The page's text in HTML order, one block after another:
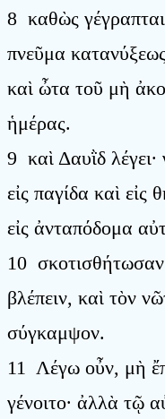
8 καθὼς
πνεῦμα
καὶ ὦτα τοῦ μὴ
ἡμέρας.
9 καὶ Δαυῒδ
εἰς παγίδα καὶ εἰς
εἰς ἀνταπόδομα
10
βλέπειν, καὶ τὸν
σύγκαμψον.
11 Λέγω οὖν, μὴ
γένοιτο· ἀλλὰ τῷ